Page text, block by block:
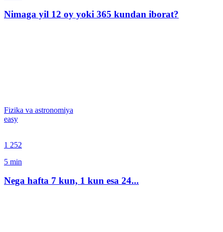
Nimaga yil 12 oy yoki 365 kundan iborat?
Fizika va astronomiya
easy
1 252
5 min
Nega hafta 7 kun, 1 kun esa 24...